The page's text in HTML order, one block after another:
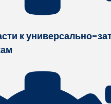
к универсально-